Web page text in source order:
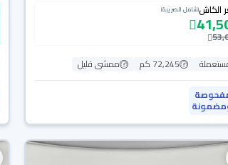
الكاش(شامل الضريبة)
72,245 كم
ممشى قليل